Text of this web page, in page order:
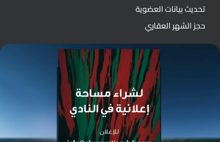
تحديث بيانات العضوية
حجز الشهر العقاري